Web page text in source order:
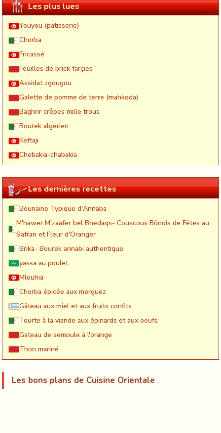
Les plus lues
Youyou (patisserie)
Chorba
Fricassé
Feuilles de brick farçies
Assidat zgougou
Galette de pomme de terre (mahkoda)
Baghrir crêpes mille trous
Bourek algerien
Keftaji
Chebakia-chabakia
Les dernières recettes
Bounaïne Typique d'Annaba
M'hawer M'zaafer bel Bnedaqs- Couscous Bônois de Fêtes au
Safran et Fleur d'Oranger
Brika- Bourek annabi authentique
yassa au poulet
Mlouhia
Chorba épicée aux merguez
Gâteau aux miel et aux fruits confits
Tourte à la viande aux épinards et aux oeufs
Gateau de semoule à l'orange
Thon mariné
Les bons plans de Cuisine Orientale